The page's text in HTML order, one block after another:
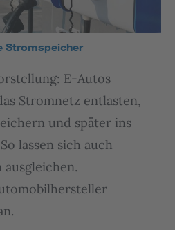
Stromspeicher
E-Autos
Stromnetz entlasten,
und später ins
lassen sich auch